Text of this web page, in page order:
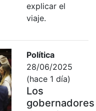
explicar el
viaje.
Política
28/06/2025
(hace 1 día)
Los
gobernadores